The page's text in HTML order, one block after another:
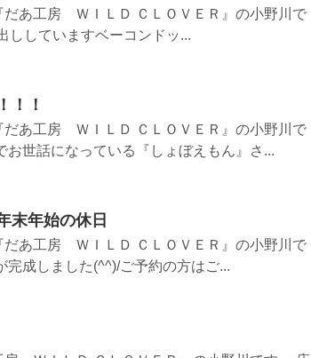
だあ工房 ＷＩＬＤ ＣＬＯＶＥＲ』の小野川で
ししていますベーコンドッ...
！！
だあ工房 ＷＩＬＤ ＣＬＯＶＥＲ』の小野川で
お世話になっている『しょぼえもん』さ...
末年始の休日
だあ工房 ＷＩＬＤ ＣＬＯＶＥＲ』の小野川で
完成しました(^^)/ご予約の方はご...